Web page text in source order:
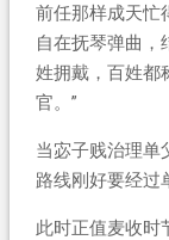
前任那样成天忙
自在抚琴弹曲，
姓拥戴，百姓都
官。”
当宓子贱治理单
路线刚好要经过
此时正值麦收时